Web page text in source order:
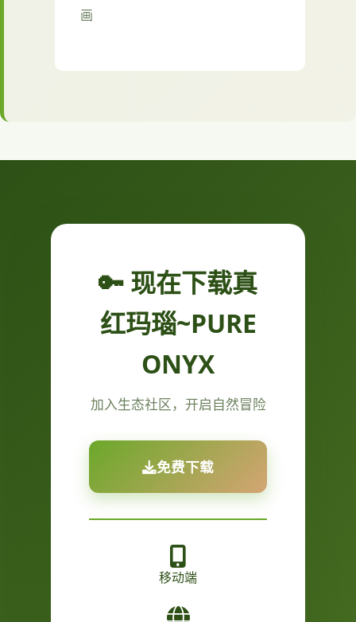
画
🔑 现在下载真
红玛瑙~PURE
ONYX
加入生态社区，开启自然冒险
免费下载
移动端